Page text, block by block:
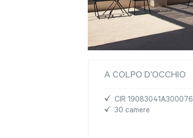
A COLPO D’OCCHIO
CIR 19083041A300076
30 camere